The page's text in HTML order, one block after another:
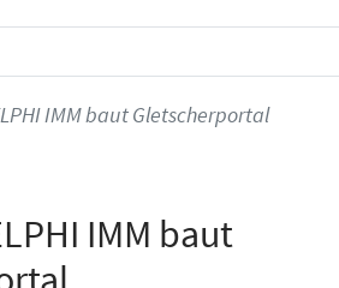
IMM baut Gletscherportal
IMM baut